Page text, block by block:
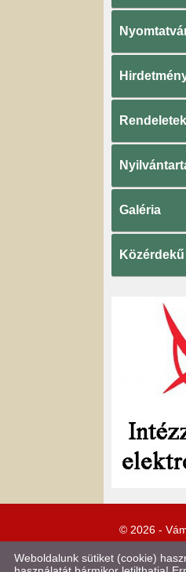
Rendeletek
Galéria
© 2026 -
Weboldalunk sütiket (cookie)